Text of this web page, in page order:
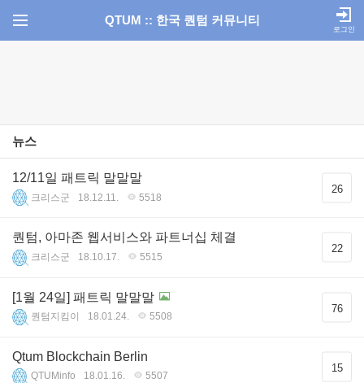
QTUM :: 한국 퀀텀 커뮤니티
로그인
뉴스
12/11일 패트릭 말말말
크리스군 18.12.11. 5518
26
퀀텀, 아마존 웹서비스와 파트너십 체결
크리스군 18.10.17. 5515
22
[1월 24일] 패트릭 말말말
퀀텀지킴이 18.01.24. 5508
76
Qtum Blockchain Berlin
QTUMinfo 18.01.16. 5507
15